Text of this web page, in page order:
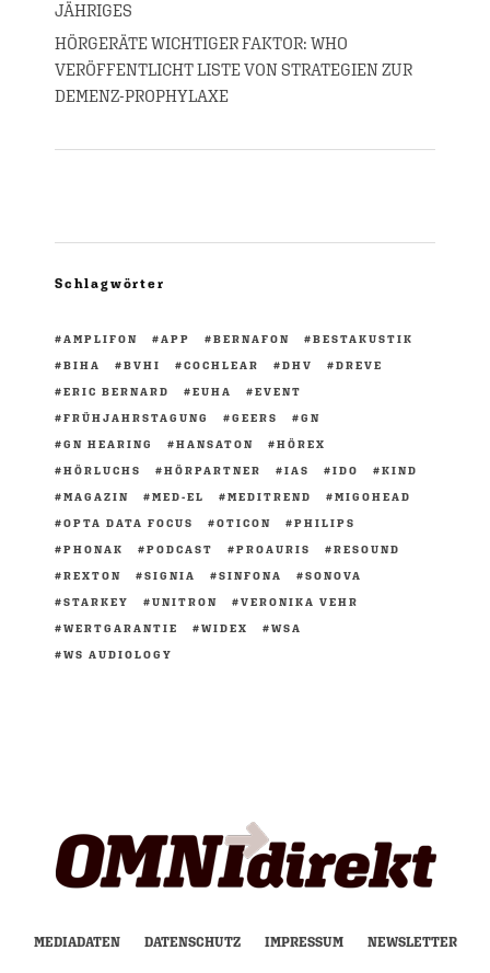
JÄHRIGES
HÖRGERÄTE WICHTIGER FAKTOR: WHO
VERÖFFENTLICHT LISTE VON STRATEGIEN ZUR
DEMENZ-PROPHYLAXE
Schlagwörter
AMPLIFON APP BERNAFON
BESTAKUSTIK
BIHA
BVHI COCHLEAR DHV
DREVE
ERIC BERNARD
EUHA
EVENT
FRÜHJAHRSTAGUNG
GEERS
GN
GN HEARING
HANSATON
HÖREX
HÖRLUCHS
HÖRPARTNER IAS IDO
KIND
MAGAZIN
MED-EL MEDITREND
MIGOHEAD
OPTA DATA FOCUS
OTICON
PHILIPS
PHONAK
PODCAST PROAURIS
RESOUND
REXTON
SIGNIA SINFONA
SONOVA
STARKEY
UNITRON
VERONIKA VEHR
WERTGARANTIE
WIDEX
WSA
WS AUDIOLOGY
MEDIADATEN DATENSCHUTZ IMPRESSUM NEWSLETTER